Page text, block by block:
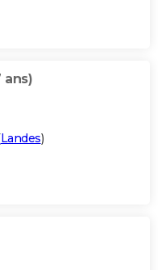
ans)
Landes)